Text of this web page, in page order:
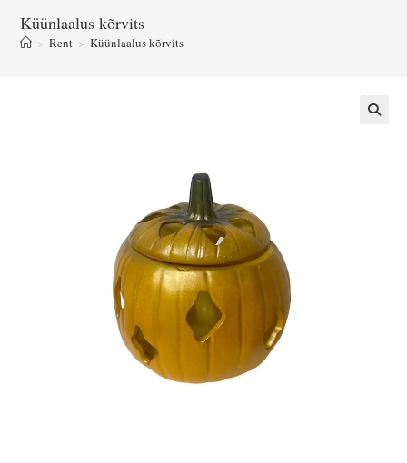
Küünlaalus kõrvits
> Rent > Küünlaalus kõrvits